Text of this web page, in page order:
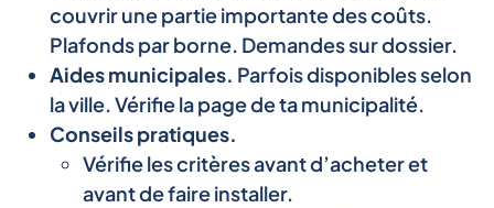
couvrir une partie importante des coûts.
Plafonds par borne. Demandes sur dossier.
Aides municipales. Parfois disponibles selon
la ville. Vérifie la page de ta municipalité.
Conseils pratiques.
Vérifie les critères avant d’acheter et
avant de faire installer.